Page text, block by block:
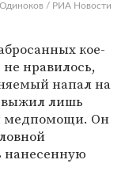
/ РИА Новости
кое-
нравилось,
напал на
выжил лишь
медпомощи. Он
нанесенную